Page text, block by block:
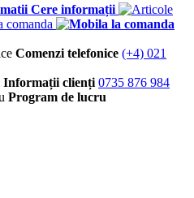
Cere informații
Comenzi telefonice (+4) 021
Informații clienți 0735 876 984
Program de lucru